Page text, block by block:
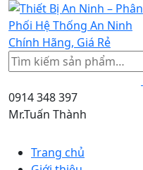
Tìm
kiếm
0914 348 397
Mr.Tuấn Thành
Trang chủ